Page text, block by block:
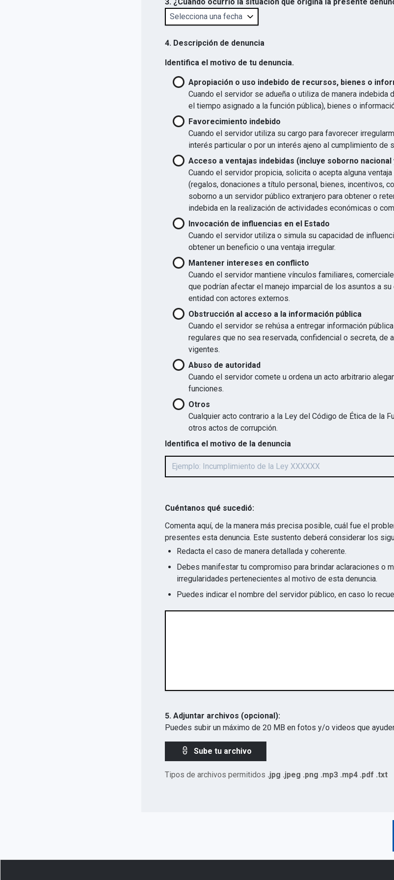
4. Descripción de denuncia
Identifica el motivo de tu denuncia.
Apropiación o uso indebido de recursos, bienes o
Cuando el servidor se adueña o utiliza de manera indebida
el tiempo asignado a la función pública), bienes o
Favorecimiento indebido
Cuando el servidor utiliza su cargo para favorecer
interés particular o por un interés ajeno al cumplimiento de
Acceso a ventajas indebidas (incluye soborno
Cuando el servidor propicia, solicita o acepta alguna
(regalos, donaciones a título personal, bienes, incentivos,
soborno a un servidor público extranjero para obtener o
indebida en la realización de actividades económicas o
Invocación de influencias en el Estado
Cuando el servidor utiliza o simula su capacidad de
obtener un beneficio o una ventaja irregular.
Mantener intereses en conflicto
Cuando el servidor mantiene vínculos familiares,
que podrían afectar el manejo imparcial de los asuntos a
entidad con actores externos.
Obstrucción al acceso a la información pública
Cuando el servidor se rehúsa a entregar información
regulares que no sea reservada, confidencial o secreta, de
vigentes.
Abuso de autoridad
Cuando el servidor comete u ordena un acto arbitrario
funciones.
Otros
Cualquier acto contrario a la Ley del Código de Ética de la
otros actos de corrupción.
Identifica el motivo de la denuncia
Cuéntanos qué sucedió:
Comenta aquí, de la manera más precisa posible, cuál fue el
presentes esta denuncia. Este sustento deberá considerar los
Redacta el caso de manera detallada y coherente.
Debes manifestar tu compromiso para brindar aclaraciones o
irregularidades pertenecientes al motivo de esta denuncia.
Puedes indicar el nombre del servidor público, en caso lo
5. Adjuntar archivos (opcional):
Puedes subir un máximo de 20 MB en fotos y/o videos que
Sube tu archivo
Tipos de archivos permitidos .jpg .jpeg .png .mp3 .mp4 .pdf .txt